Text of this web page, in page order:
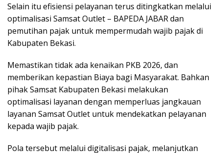
Selain itu efisiensi pelayanan terus ditingkatkan melalui
optimalisasi Samsat Outlet – BAPEDA JABAR dan
pemutihan pajak untuk mempermudah wajib pajak di
Kabupaten Bekasi.
Memastikan tidak ada kenaikan PKB 2026, dan
memberikan kepastian Biaya bagi Masyarakat. Bahkan
pihak Samsat Kabupaten Bekasi melakukan
optimalisasi layanan dengan memperluas jangkauan
layanan Samsat Outlet untuk mendekatkan pelayanan
kepada wajib pajak.
Pola tersebut melalui digitalisasi pajak, melanjutkan